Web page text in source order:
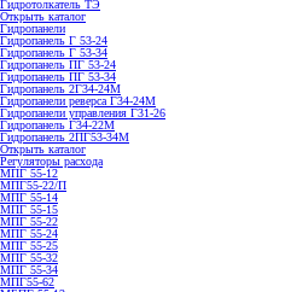
Гидротолкатель ТЭ
Открыть каталог
Гидропанели
Гидропанель Г 53-24
Гидропанель Г 53-34
Гидропанель ПГ 53-24
Гидропанель ПГ 53-34
Гидропанель 2Г34-24М
Гидропанели реверса Г34-24М
Гидропанели управления Г31-26
Гидропанель Г34-22М
Гидропанель 2ПГ53-34М
Открыть каталог
Регуляторы расхода
МПГ 55-12
МПГ55-22/П
МПГ 55-14
МПГ 55-15
МПГ 55-22
МПГ 55-24
МПГ 55-25
МПГ 55-32
МПГ 55-34
МПГ55-62